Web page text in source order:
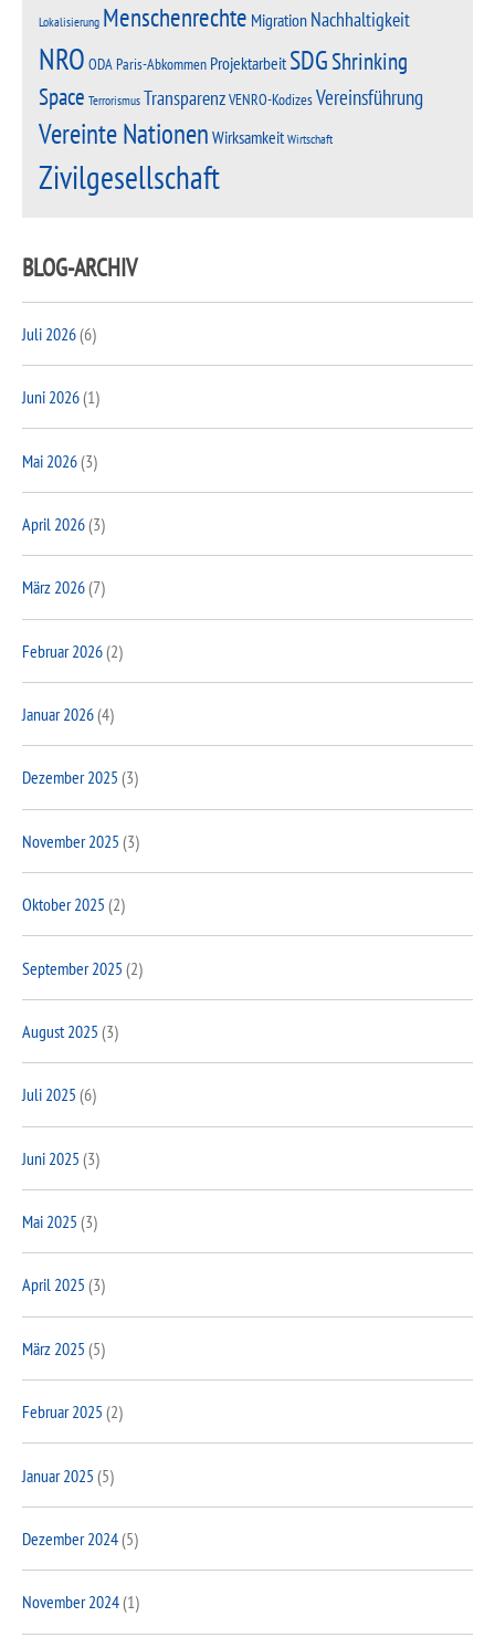
Lokalisierung Menschenrechte Migration Nachhaltigkeit
NRO ODAParis-Abkommen ProjektarbeitSDGShrinking
Space TerrorismusTransparenzVENRO-KodizesVereinsführung
Vereinte Nationen Wirksamkeit Wirtschaft
Zivilgesellschaft
BLOG-ARCHIV
Juli 2026(6)
Juni 2026(1)
Mai 2026(3)
April 2026(3)
März 2026(7)
Februar 2026(2)
Januar 2026(4)
Dezember 2025 (3)
November 2025 (3)
Oktober 2025 (2)
September 2025 (2)
August 2025 (3)
Juli 2025 (6)
Juni 2025 (3)
Mai 2025 (3)
April 2025 (3)
März 2025 (5)
Februar 2025 (2)
Januar 2025 (5)
Dezember 2024(5)
November 2024(1)